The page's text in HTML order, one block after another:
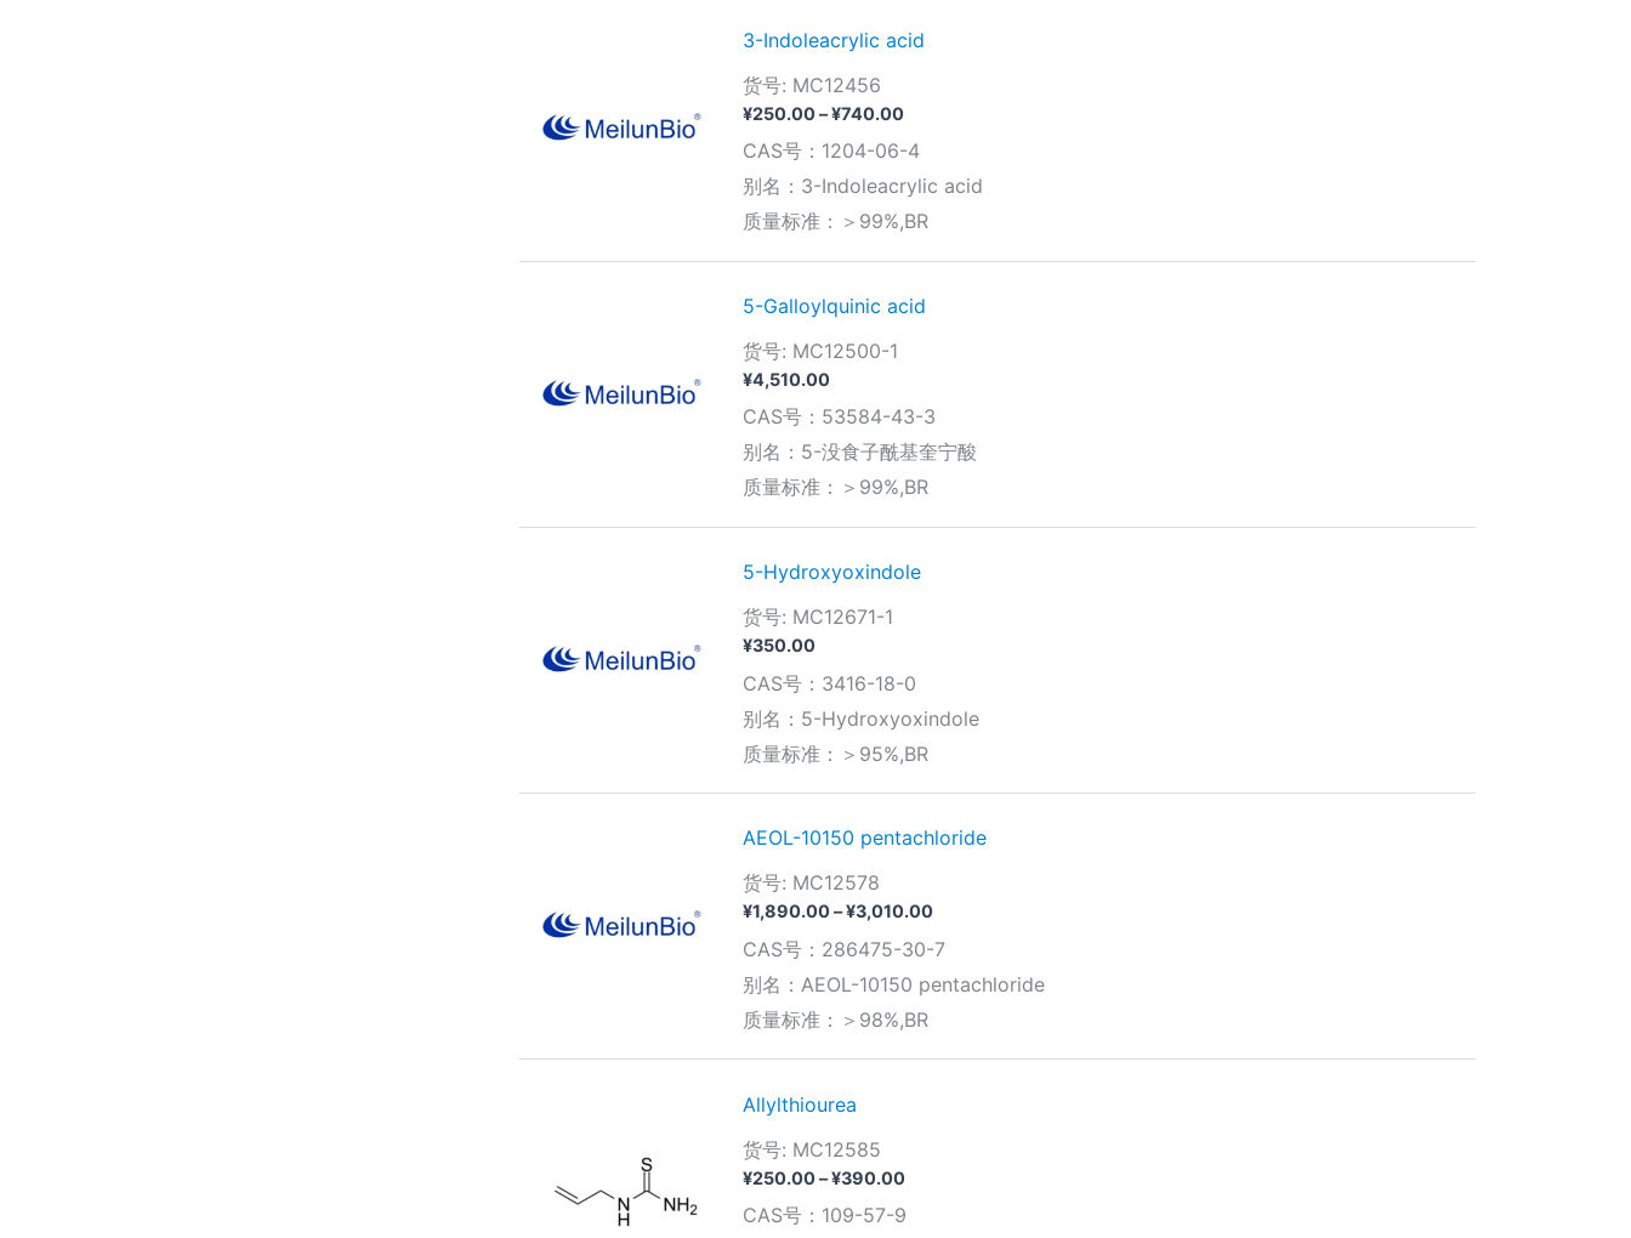
3-Indoleacrylic acid
货号: MC12456
¥250.00–¥740.00价
范
围：
¥250.00
至
CAS号：1204-06-4
别名：3-Indoleacrylic acid
质量标准：＞99%,BR
5-Galloylquinic acid
货号: MC12500-1
¥4,510.00
CAS号：53584-43-3
别名：5-没食子酰基奎宁酸
质量标准：＞99%,BR
5-Hydroxyoxindole
货号: MC12671-1
¥350.00
CAS号：3416-18-0
别名：5-Hydroxyoxindole
质量标准：＞95%,BR
AEOL-10150 pentachloride
货号: MC12578
¥1,890.00–¥3,010.00价
范
围：
¥1,890.00
CAS号：286475-30-7
别名：AEOL-10150 pentachloride
质量标准：＞98%,BR
Allylthiourea
货号: MC12585
¥250.00–¥390.00价
范
CAS号：109-57-9